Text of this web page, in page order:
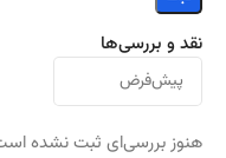
نقد و بررسی‌ها
هنوز بررسی‌ای ثبت نشده